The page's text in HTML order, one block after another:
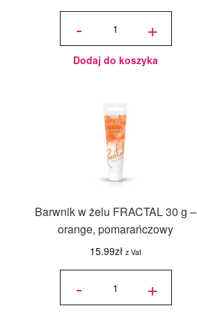
-
ilość Barwnik
FoodColours
20g - zielony +
Dodaj do koszyka
Barwnik w żelu FRACTAL 30 g –
orange, pomarańczowy
15.99zł z Vat
-
ilość Barwnik w
30 g - orange,
pomarańczowy +